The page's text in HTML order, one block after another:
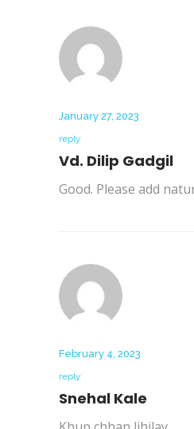
January 27, 2023
reply
Vd. Dilip Gadgil
Good. Please add
February 4, 2023
reply
Snehal Kale